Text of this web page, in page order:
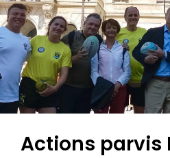
Actions parvis